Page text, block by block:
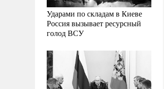
Ударами по складам в Киеве
Россия вызывает ресурсный
голод ВСУ